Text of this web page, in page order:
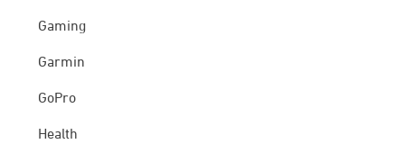
Gaming
Garmin
GoPro
Health